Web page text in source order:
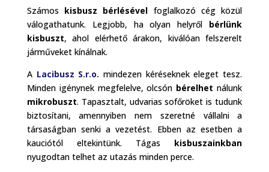
Számos kisbusz bérlésével foglalkozó cég közül
válogathatunk. Legjobb, ha olyan helyről bérlünk
kisbuszt, ahol elérhető árakon, kiválóan felszerelt
járműveket kínálnak.
A Lacibusz S.r.o. mindezen kéréseknek eleget tesz.
Minden igénynek megfelelve, olcsón bérelhet nálunk
mikrobuszt. Tapasztalt, udvarias sofőröket is tudunk
biztosítani, amennyiben nem szeretné vállalni a
társaságban senki a vezetést. Ebben az esetben a
kauciótól eltekintünk. Tágas kisbuszainkban
nyugodtan telhet az utazás minden perce.